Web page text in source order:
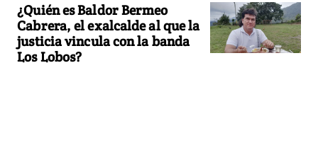
¿Quién es Baldor Bermeo
Cabrera, el exalcalde al que la
justicia vincula con la banda
Los Lobos?